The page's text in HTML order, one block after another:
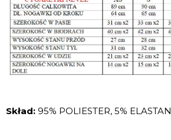
Skład: 95% POLIESTER, 5% ELASTAN